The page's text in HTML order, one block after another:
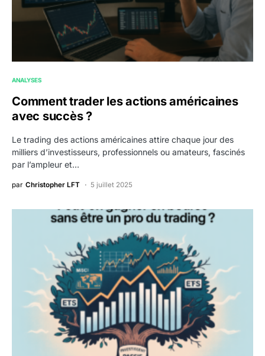
ANALYSES
Comment trader les actions américaines
avec succès ?
Le trading des actions américaines attire chaque jour des
milliers d’investisseurs, professionnels ou amateurs, fascinés
par l’ampleur et…
par Christopher LFT 5 juillet 2025